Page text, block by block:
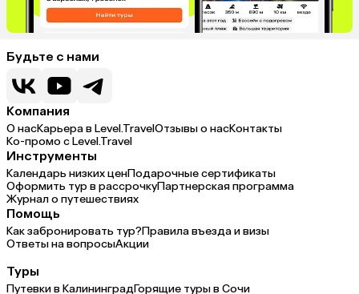
Будьте с нами
Компания
О насКарьера в Level.TravelОтзывы о насКонтакты
Ко-промо с Level.Travel
Инструменты
Календарь низких ценПодарочные сертификаты
Оформить тур в рассрочкуПартнерская программа
Журнал о путешествиях
Помощь
Как забронировать тур?Правила въезда и визы
Ответы на вопросыАкции
Туры
Путевки в КалининградГорящие туры в Сочи